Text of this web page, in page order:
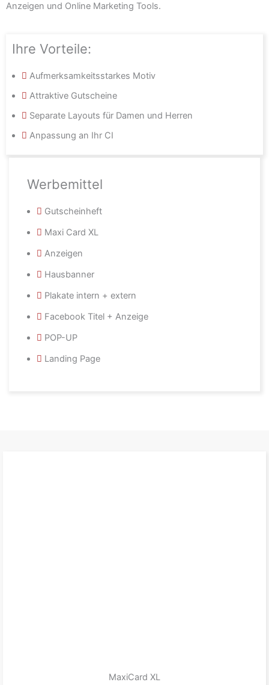
Anzeigen und Online Marketing Tools.
Ihre Vorteile:
Aufmerksamkeitsstarkes Motiv
Attraktive Gutscheine
Separate Layouts für Damen und Herren
Anpassung an Ihr CI
Werbemittel
Gutscheinheft
Maxi Card XL
Anzeigen
Hausbanner
Plakate intern + extern
Facebook Titel + Anzeige
POP-UP
Landing Page
MaxiCard XL